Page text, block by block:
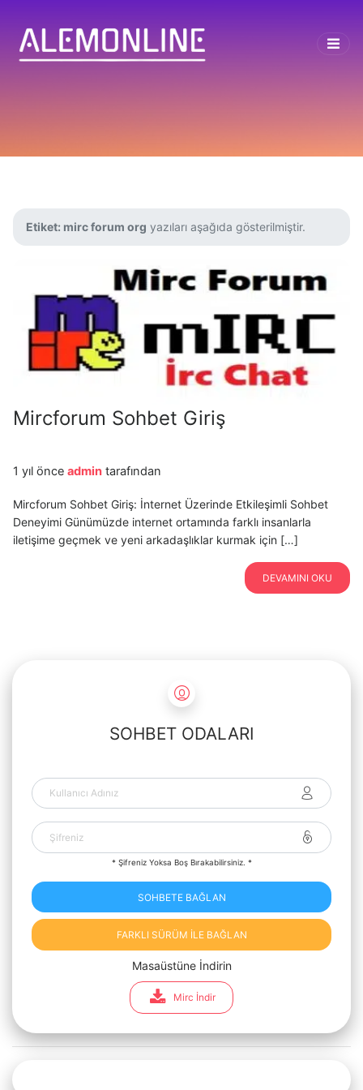
Etiket: mirc forum org yazıları aşağıda gösterilmiştir.
Mircforum Sohbet Giriş
1 yıl önce admin tarafından
Mircforum Sohbet Giriş: İnternet Üzerinde Etkileşimli Sohbet
Deneyimi Günümüzde internet ortamında farklı insanlarla
iletişime geçmek ve yeni arkadaşlıklar kurmak için […]
DEVAMINI OKU
SOHBET ODALARI
* Şifreniz Yoksa Boş Bırakabilirsiniz. *
SOHBETE BAĞLAN
FARKLI SÜRÜM İLE BAĞLAN
Masaüstüne İndirin
Mirc İndir